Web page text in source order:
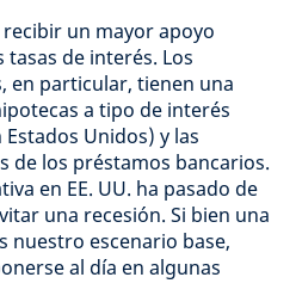
un mayor apoyo
de interés. Los
en particular, tienen una
a tipo de interés
Unidos) y las
de los préstamos bancarios.
en EE. UU. ha pasado de
una recesión. Si bien una
nuestro escenario base,
al día en algunas